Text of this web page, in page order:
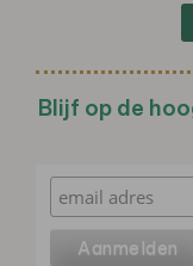
Blijf op de